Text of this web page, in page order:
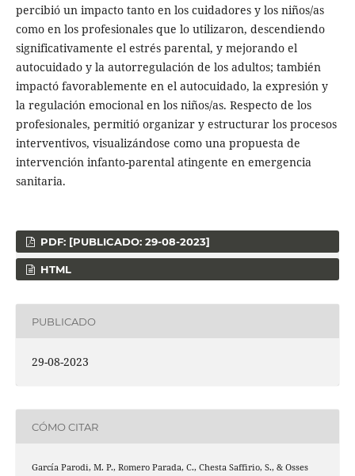
percibió un impacto tanto en los cuidadores y los niños/as
como en los profesionales que lo utilizaron, descendiendo
significativamente el estrés parental, y mejorando el
autocuidado y la autorregulación de los adultos; también
impactó favorablemente en el autocuidado, la expresión y
la regulación emocional en los niños/as. Respecto de los
profesionales, permitió organizar y estructurar los procesos
interventivos, visualizándose como una propuesta de
intervención infanto-parental atingente en emergencia
sanitaria.
PDF: [PUBLICADO: 29-08-2023]
HTML
PUBLICADO
29-08-2023
CÓMO CITAR
García Parodi, M. P., Romero Parada, C., Chesta Saffirio, S., & Osses